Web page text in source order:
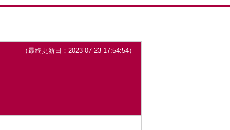
（最終更新日：2023-07-23 17:54:54）